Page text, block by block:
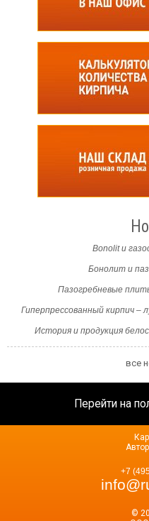
Bonolit и
Бонолит и
Пазогребневые
Гиперпрессованный кирпич –
История и продукция
все
Перейти на
©
+7